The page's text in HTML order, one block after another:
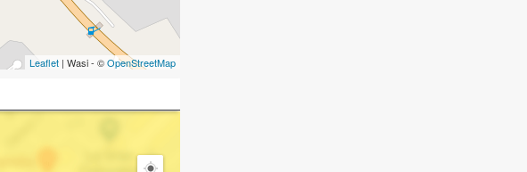
Leaflet | Wasi - ©OpenStreetMap